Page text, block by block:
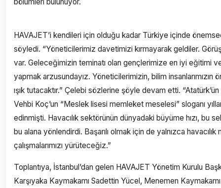
HAVAJET’i kendileri için olduğu kadar Türkiye içinde
söyledi. “Yöneticilerimiz davetimizi kırmayarak geldiler.
var. Geleceğimizin teminatı olan gençlerimize en iyi eğitimi
yapmak arzusundayız. Yöneticilerimizin, bilim insanlarımızın
ışık tutacaktır.” Çelebi sözlerine şöyle devam etti.
Vehbi Koç’un “Meslek lisesi memleket meselesi” sloganı
edinmişti. Havacılık sektörünün dünyadaki büyüme hızı, bu
bu alana yönlendirdi. Başarılı olmak için de yalnızca havacılık
çalışmalarımızı yürüteceğiz.”
Toplantıya, İstanbul’dan gelen HAVAJET Yönetim Kurulu
Karşıyaka Kaymakamı Sadettin Yücel, Menemen